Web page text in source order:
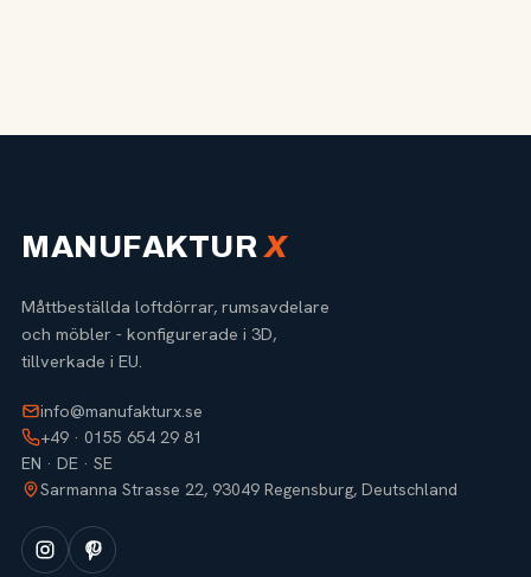
MANUFAKTUR X
Måttbeställda loftdörrar, rumsavdelare
och möbler - konfigurerade i 3D,
tillverkade i EU.
info@manufakturx.se
+49 · 0155 654 29 81
EN · DE · SE
Sarmanna Strasse 22, 93049 Regensburg, Deutschland